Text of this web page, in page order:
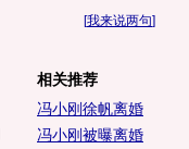
[我来说两句]
相关推荐
冯小刚徐帆离婚
冯小刚被曝离婚